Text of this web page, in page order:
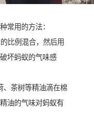
常用的方法：
比例混合，然后用
坏蚂蚁的气味感
、茶树等精油滴在棉
油的气味对蚂蚁有